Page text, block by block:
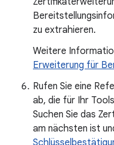
zu extrahieren.
Weitere
Erweiterung für
Rufen Sie eine
ab, die für Ihr
Suchen Sie das
am nächsten ist